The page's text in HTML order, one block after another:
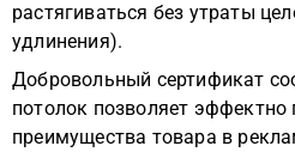
растягиваться без утраты
удлинения).
Добровольный сертификат
потолок позволяет эффектно
преимущества товара в